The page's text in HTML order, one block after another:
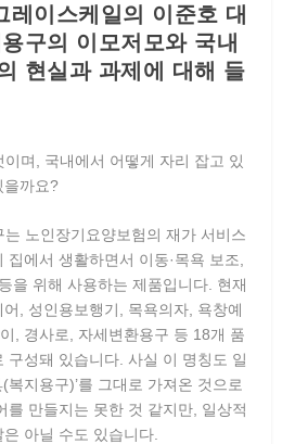
레이스케일의 이준호 대
구의 이모저모와 국내
현실과 과제에 대해 들
이며, 국내에서 어떻게 자리 잡고 있
을까요?
는 노인장기요양보험의 재가 서비스
에서 생활하면서 이동·목욕 보조,
을 위해 사용하는 제품입니다. 현재
, 성인용보행기, 목욕의자, 욕창예
, 경사로, 자세변환용구 등 18개 품
구성돼 있습니다. 사실 이 명칭도 일
복지용구)’를 그대로 가져온 것으로
를 만들지는 못한 것 같지만, 일상적
아닐 수도 있습니다.